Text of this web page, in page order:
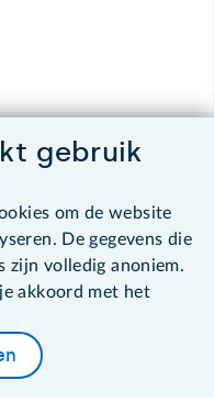
gebruik
om de website
De gegevens die
zijn volledig anoniem.
akkoord met het